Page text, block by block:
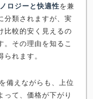
ロジーと快適性を兼
分類されますが、実
比較的安く見えるの
。その理由を知るこ
れます。
備えながらも、上位
って、価格が下がり